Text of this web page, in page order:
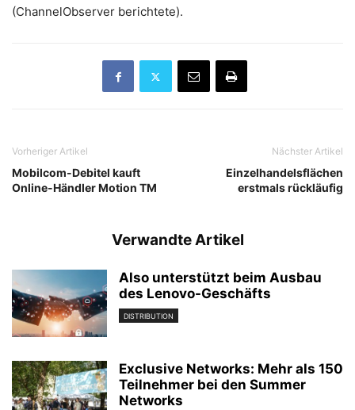
(ChannelObserver berichtete).
Vorheriger Artikel
Mobilcom-Debitel kauft
Online-Händler Motion TM
Nächster Artikel
Einzelhandelsflächen
erstmals rückläufig
Verwandte Artikel
Also unterstützt beim Ausbau
des Lenovo-Geschäfts
DISTRIBUTION
Exclusive Networks: Mehr als 150
Teilnehmer bei den Summer
Networks